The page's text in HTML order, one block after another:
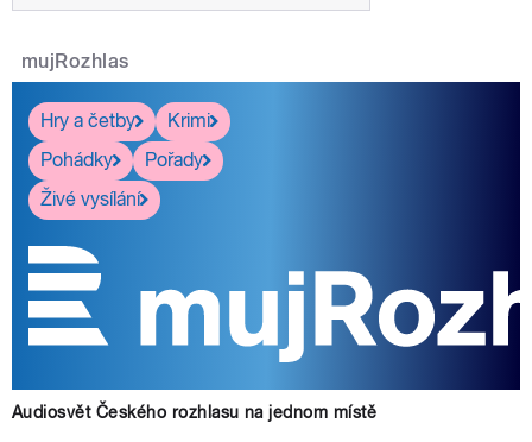
mujRozhlas
Hry a četby
Krimi
Pohádky
Pořady
Živé vysílání
Audiosvět Českého rozhlasu na jednom místě